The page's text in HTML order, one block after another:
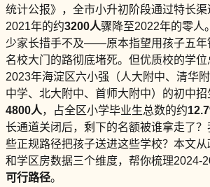
统计公报》，全市小升初阶段通过特长渠
2021年的约3200人骤降至2022年的零人
少家长措手不及——原本指望用孩子五年
名校大门的路彻底堵死。但优质校的学位
2023年海淀区六小强（人大附中、清华
中学、北大附中、首师大附中）的初中
4800人，占全区小学毕业生总数的约
长通道关闭后，剩下的名额被谁拿走了
些正规路径把孩子送进这些学校？本文从
和学区房数据三个维度，帮你梳理2024-
可行路径。